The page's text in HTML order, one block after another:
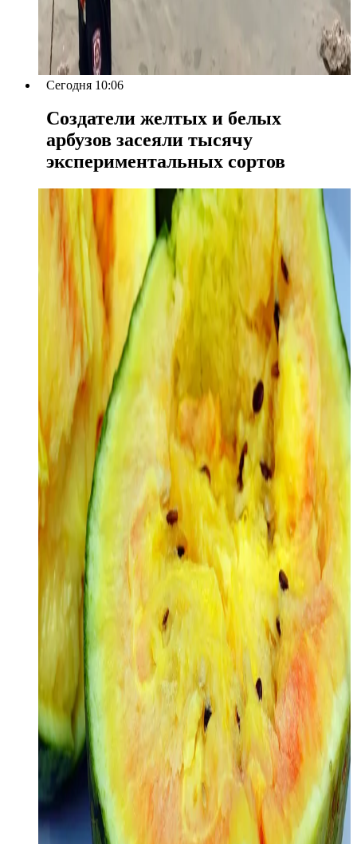
Сегодня 10:06
Создатели желтых и белых
арбузов засеяли тысячу
экспериментальных сортов